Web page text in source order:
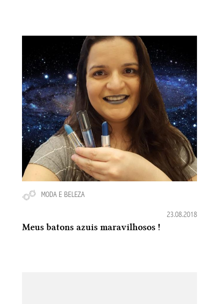
MODA E BELEZA
23.08.2018
Meus batons azuis maravilhosos !